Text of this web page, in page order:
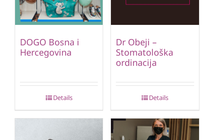
DOGO Bosna i
Hercegovina
Details
Dr Obeji –
Stomatološka
ordinacija
Details